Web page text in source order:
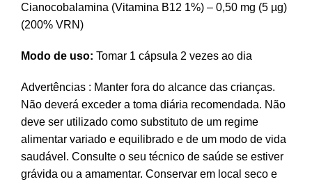
Cianocobalamina (Vitamina B12 1%) – 0,50 mg (5 µg)
(200% VRN)
Modo de uso: Tomar 1 cápsula 2 vezes ao dia
Advertências : Manter fora do alcance das crianças.
Não deverá exceder a toma diária recomendada. Não
deve ser utilizado como substituto de um regime
alimentar variado e equilibrado e de um modo de vida
saudável. Consulte o seu técnico de saúde se estiver
grávida ou a amamentar. Conservar em local seco e